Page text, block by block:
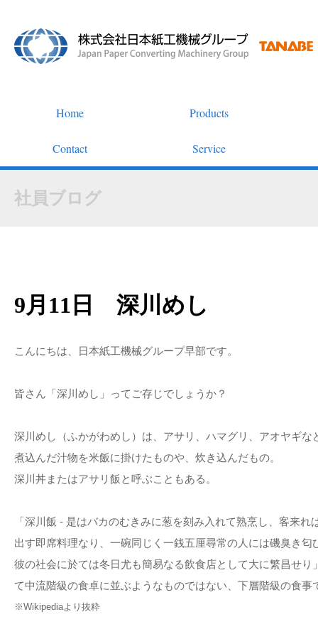
Home Products
Contact Service
社員ブログ
9月11日 深川めし
こんにちは、日本紙工機械グループ早部です。
皆さん「深川めし」ってご存じでしょうか？
深川めし（ふかがわめし）は、アサリ、ハマグリ、アオヤギ
煮込んだ汁物を米飯に掛けたものや、炊き込んだもの。
深川丼またはアサリ飯と呼ぶこともある。
「深川飯 - 是はバカのむきみに葱を刻み入れて熟烹し、客来
出す即席料理なり、一碗同じく一銭五厘尋常の人には磯臭き
彼の社会に於ては冬日尤も簡易なる飲食店として大に繁昌せ
て中流階級の食卓に並ぶようなものではない、下層階級の食事
※Wikipediaより抜粋